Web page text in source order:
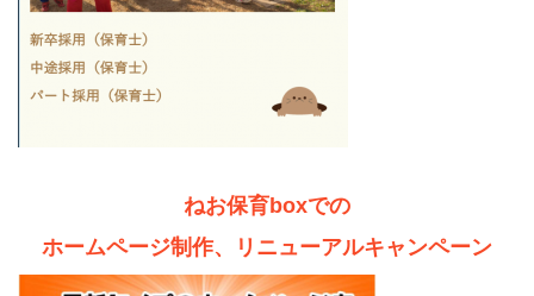
ねお保育boxでの
ホームページ制作、リニューアルキャンペーン